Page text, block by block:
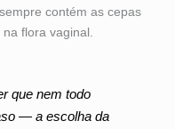
sempre contém as cepas
flora vaginal.
que nem todo
— a escolha da